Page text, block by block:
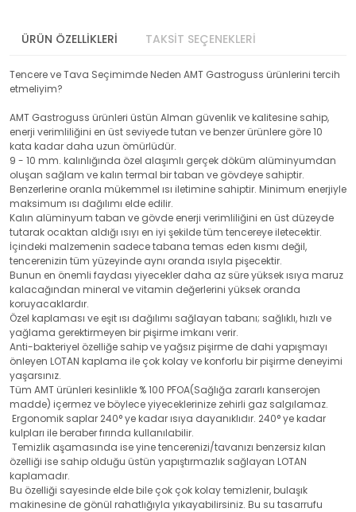
ÜRÜN ÖZELLİKLERİ TAKSİT SEÇENEKLERİ
Tencere ve Tava Seçimimde Neden AMT Gastroguss ürünlerini tercih
etmeliyim?
AMT Gastroguss ürünleri üstün Alman güvenlik ve kalitesine sahip,
enerji verimliliğini en üst seviyede tutan ve benzer ürünlere göre 10
kata kadar daha uzun ömürlüdür.
9 - 10 mm. kalınlığında özel alaşımlı gerçek döküm alüminyumdan
oluşan sağlam ve kalın termal bir taban ve gövdeye sahiptir.
Benzerlerine oranla mükemmel ısı iletimine sahiptir. Minimum enerjiyle
maksimum ısı dağılımı elde edilir.
Kalın alüminyum taban ve gövde enerji verimliliğini en üst düzeyde
tutarak ocaktan aldığı ısıyı en iyi şekilde tüm tencereye iletecektir.
İçindeki malzemenin sadece tabana temas eden kısmı değil,
tencerenizin tüm yüzeyinde aynı oranda ısıyla pişecektir.
Bunun en önemli faydası yiyecekler daha az süre yüksek ısıya maruz
kalacağından mineral ve vitamin değerlerini yüksek oranda
koruyacaklardır.
Özel kaplaması ve eşit ısı dağılımı sağlayan tabanı; sağlıklı, hızlı ve
yağlama gerektirmeyen bir pişirme imkanı verir.
Anti-bakteriyel özelliğe sahip ve yağsız pişirme de dahi yapışmayı
önleyen LOTAN kaplama ile çok kolay ve konforlu bir pişirme deneyimi
yaşarsınız.
Tüm AMT ürünleri kesinlikle % 100 PFOA(Sağlığa zararlı kanserojen
madde) içermez ve böylece yiyeceklerinize zehirli gaz salgılamaz.
Ergonomik saplar 240° ye kadar ısıya dayanıklıdır. 240° ye kadar
kulpları ile beraber fırında kullanılabilir.
Temizlik aşamasında ise yine tencerenizi/tavanızı benzersiz kılan
özelliği ise sahip olduğu üstün yapıştırmazlık sağlayan LOTAN
kaplamadır.
Bu özelliği sayesinde elde bile çok çok kolay temizlenir, bulaşık
makinesine de gönül rahatlığıyla yıkayabilirsiniz. Bu su tasarrufu